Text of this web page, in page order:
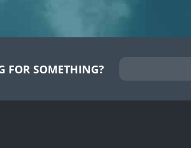
FOR SOMETHING?